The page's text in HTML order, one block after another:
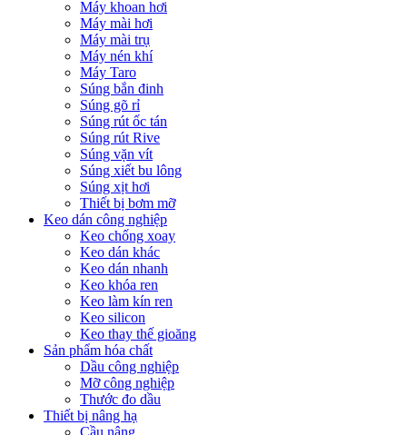
Máy khoan hơi
Máy mài hơi
Máy mài trụ
Máy nén khí
Máy Taro
Súng bắn đinh
Súng gõ rỉ
Súng rút ốc tán
Súng rút Rive
Súng vặn vít
Súng xiết bu lông
Súng xịt hơi
Thiết bị bơm mỡ
Keo dán công nghiệp
Keo chống xoay
Keo dán khác
Keo dán nhanh
Keo khóa ren
Keo làm kín ren
Keo silicon
Keo thay thế gioăng
Sản phẩm hóa chất
Dầu công nghiệp
Mỡ công nghiệp
Thước đo dầu
Thiết bị nâng hạ
Cầu nâng